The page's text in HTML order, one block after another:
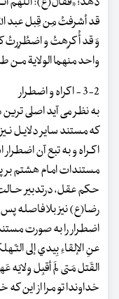
قد أشرفتُ مِن قِبل عبد
وَ قد أُکرِهتُ و اضطُرِرتُ
واحد منهما الولایة مـن
3-2 - اکراه و اضطرار
به نظر می آید اصلی
که مستند سایر دلایـل
اکـراه و به تبع آن اضطرار
مستندات امام هشتم بر
حکم عقل، درتدبیر
رضا(ع) نیز بلافاصله پس
اضطرار را به صورت
عنِ الإلقاءِ بِیدي إلی
القَتل مَتی لَم أقبِل
خداوندا تو مرا از این